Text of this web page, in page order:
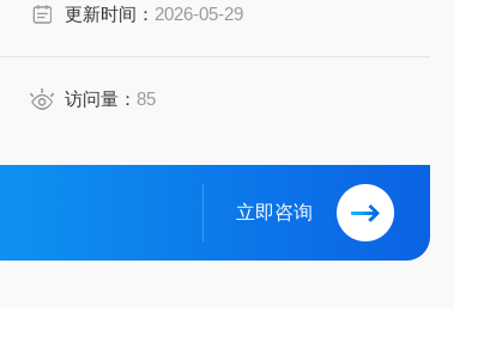
更新时间： 2026-05-29
访问量： 85
立即咨询